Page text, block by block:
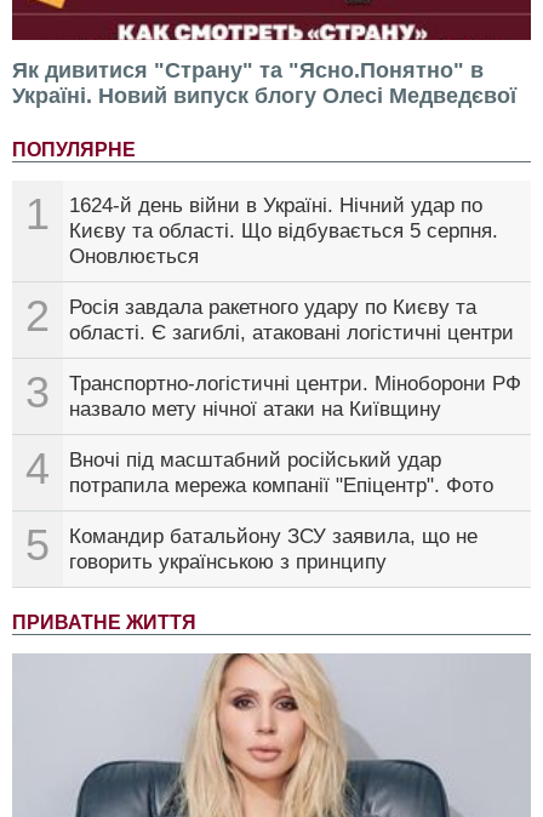
Як дивитися "Страну" та "Ясно.Понятно" в
Україні. Новий випуск блогу Олесі Медведєвої
ПОПУЛЯРНЕ
1
1624-й день війни в Україні. Нічний удар по
Києву та області. Що відбувається 5 серпня.
Оновлюється
2
Росія завдала ракетного удару по Києву та
області. Є загиблі, атаковані логістичні центри
3
Транспортно-логістичні центри. Міноборони РФ
назвало мету нічної атаки на Київщину
4
Вночі під масштабний російський удар
потрапила мережа компанії "Епіцентр". Фото
5
Командир батальйону ЗСУ заявила, що не
говорить українською з принципу
ПРИВАТНЕ ЖИТТЯ